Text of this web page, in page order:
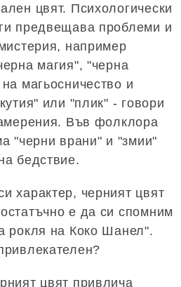
цвят. Психологически
предвещава проблеми и
например
магия", "черна
магьосничество и
или "плик" - говори
Във фолклора
"черни врани" и "змии"
бедствие.
характер, черният цвят
е да си спомним
рокля на Коко Шанел".
цвят привлича